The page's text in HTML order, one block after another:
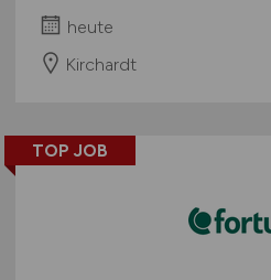
heute
Kirchardt
TOP JOB